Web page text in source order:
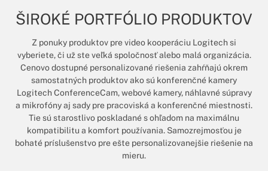
ŠIROKÉ PORTFÓLIO PRODUKTOV
Z ponuky produktov pre video kooperáciu Logitech si
vyberiete, či už ste veľká spoločnosť alebo malá organizácia.
Cenovo dostupné personalizované riešenia zahŕňajú okrem
samostatných produktov ako sú konferenčné kamery
Logitech ConferenceCam, webové kamery, náhlavné súpravy
a mikrofóny aj sady pre pracoviská a konferenčné miestnosti.
Tie sú starostlivo poskladané s ohľadom na maximálnu
kompatibilitu a komfort používania. Samozrejmosťou je
bohaté príslušenstvo pre ešte personalizovanejšie riešenie na
mieru.